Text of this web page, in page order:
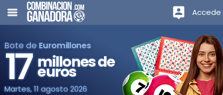
Accede
Bote de Euromillones
17 millones de
euros
Martes, 11 agosto 2026